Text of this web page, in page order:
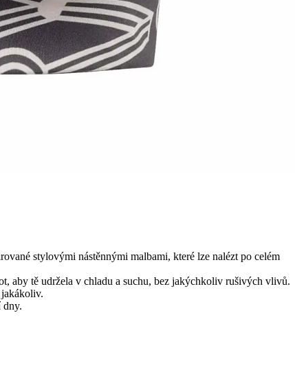
stylovými nástěnnými malbami, které lze nalézt po celém
aby tě udržela v chladu a suchu, bez jakýchkoliv rušivých vlivů.
dny.